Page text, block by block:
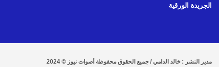
الجريدة الورقية
مدير النشر : خالد الدامي / جميع الحقوق محفوظة أصوات نيوز © 2024